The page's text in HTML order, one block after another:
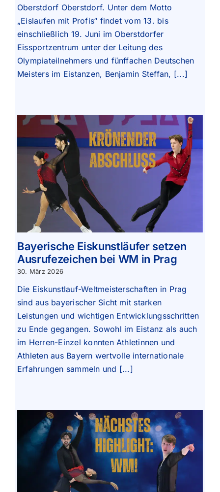
Oberstdorf Oberstdorf. Unter dem Motto
„Eislaufen mit Profis“ findet vom 13. bis
einschließlich 19. Juni im Oberstdorfer
Eissportzentrum unter der Leitung des
Olympiateilnehmers und fünffachen Deutschen
Meisters im Eistanzen, Benjamin Steffan, [...]
Bayerische Eiskunstläufer setzen
Ausrufezeichen bei WM in Prag
30. März 2026
Die Eiskunstlauf-Weltmeisterschaften in Prag
sind aus bayerischer Sicht mit starken
Leistungen und wichtigen Entwicklungsschritten
zu Ende gegangen. Sowohl im Eistanz als auch
im Herren-Einzel konnten Athletinnen und
Athleten aus Bayern wertvolle internationale
Erfahrungen sammeln und [...]